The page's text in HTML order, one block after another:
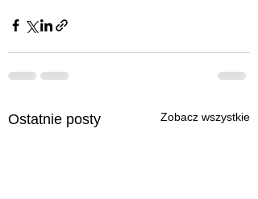
Ostatnie posty Zobacz wszystkie